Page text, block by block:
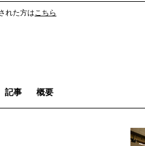
れた方は こちら
記事 概要